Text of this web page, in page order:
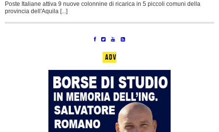
Poste Italiane attiva 9 nuove colonnine di ricarica in 5 piccoli comuni della
provincia dell'Aquila [...]
ADV